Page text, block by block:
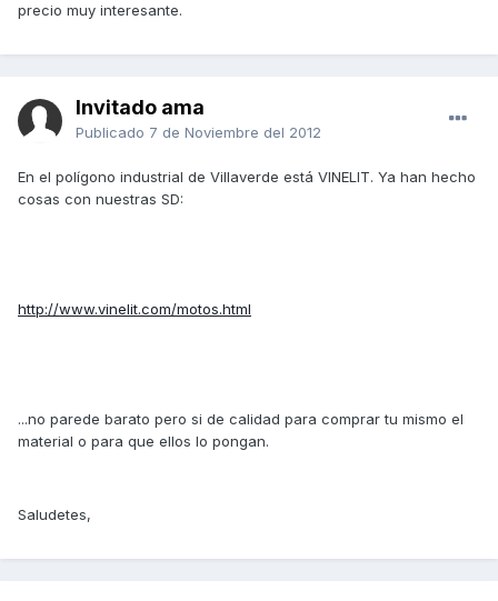
precio muy interesante.
Invitado ama
Publicado 7 de Noviembre del 2012
En el polígono industrial de Villaverde está VINELIT. Ya han hecho
cosas con nuestras SD:
http://www.vinelit.com/motos.html
...no parede barato pero si de calidad para comprar tu mismo el
material o para que ellos lo pongan.
Saludetes,